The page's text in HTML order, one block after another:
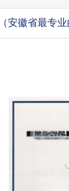
（安徽省最专